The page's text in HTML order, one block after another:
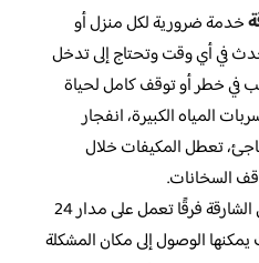
خدمة ضرورية لكل منزل أو
في أي وقت وتحتاج إلى تدخل
في خطر أو توقف كامل لحياة
المياه الكبيرة، انفجار
تعطل المكيفات خلال
السخانات.
وتوفر شركات صيانة الطوارئ في الشارقة فرقًا تعمل على مدار 24
الوصول إلى مكان المشكلة